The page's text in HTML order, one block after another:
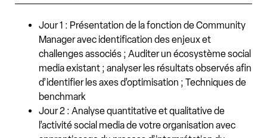
Jour 1 : Présentation de la fonction de Community
Manager avec identification des enjeux et
challenges associés ; Auditer un écosystème social
media existant ; analyser les résultats observés afin
d’identifier les axes d’optimisation ; Techniques de
benchmark
Jour 2 : Analyse quantitative et qualitative de
l’activité social media de votre organisation avec